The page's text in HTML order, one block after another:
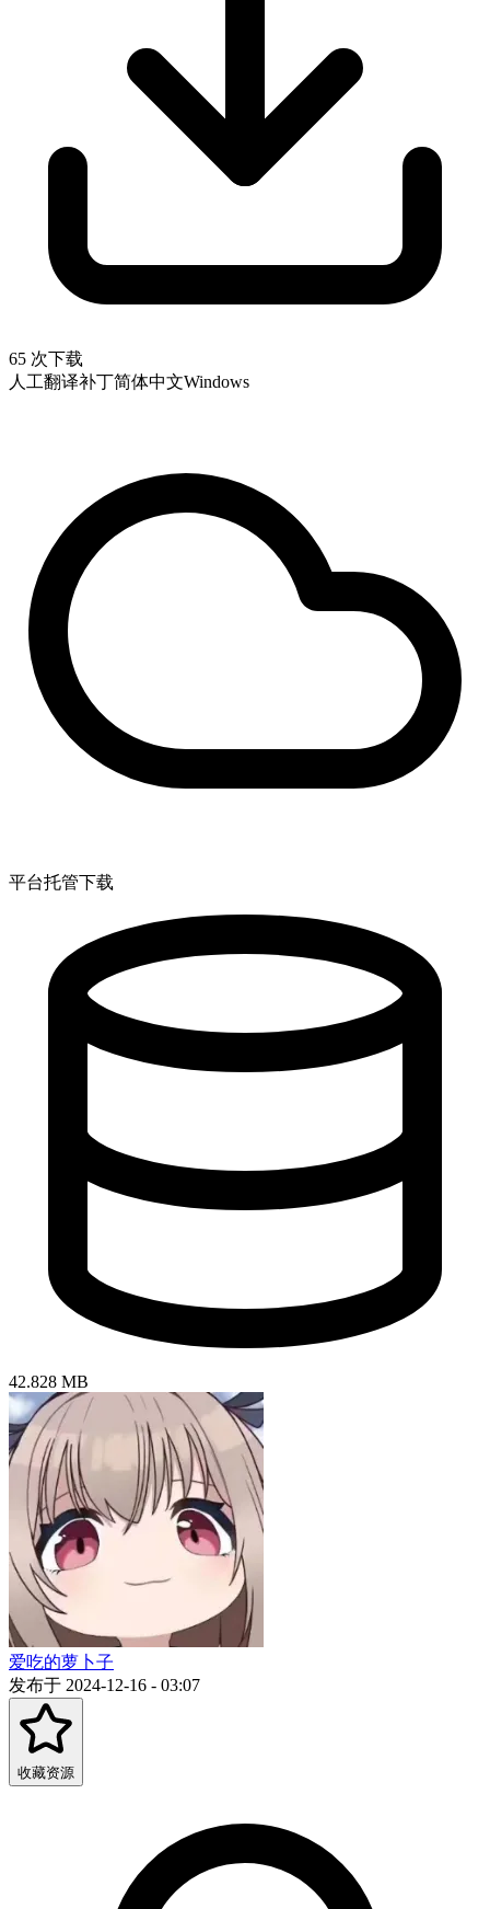
65 次下载
人工翻译补丁简体中文Windows
平台托管下载
42.828 MB
爱吃的萝卜子
发布于 2024-12-16 - 03:07
收藏资源